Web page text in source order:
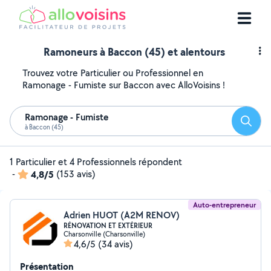
Ramoneurs à Baccon (45) et alentours
Trouvez votre Particulier ou Professionnel en
Ramonage - Fumiste sur Baccon avec AlloVoisins !
Ramonage - Fumiste
à Baccon (45)
1 Particulier et 4 Professionnels répondent
-
4,8/5 (153 avis)
Auto-entrepreneur
Adrien HUOT (A2M RENOV)
RÉNOVATION ET EXTÉRIEUR
Charsonville (Charsonville)
4,6/5 (34 avis)
Présentation